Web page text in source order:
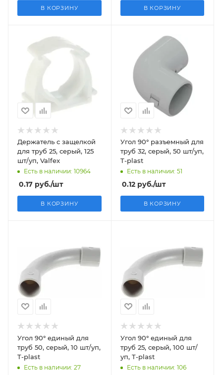
В КОРЗИНУ В КОРЗИНУ
Держатель с защелкой
для труб 25, серый, 125
шт/уп, Valfex
Есть в наличии: 10964
0.17 руб./шт
В КОРЗИНУ
Угол 90° разъемный для
труб 32, серый, 50 шт/уп,
T-plast
Есть в наличии: 51
0.12руб./шт
В КОРЗИНУ
Угол 90° единый для
труб 50, серый, 10 шт/уп,
T-plast
Есть в наличии: 27
Угол 90° единый для
труб 25, серый, 100 шт/
уп, T-plast
Есть в наличии: 106